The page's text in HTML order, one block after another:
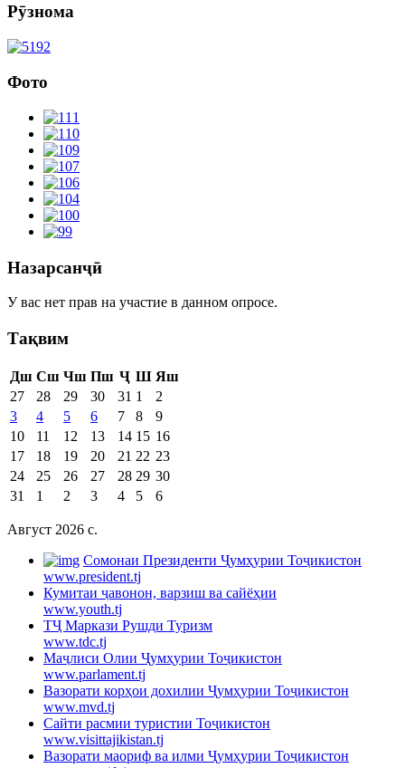
Рӯзнома
Фото
Назарсанҷӣ
У вас нет прав на участие в данном опросе.
Тақвим
Дш Сш Чш Пш Ҷ Ш Яш
27
28 29 30 31 1
2
3
4 5 6 7 8
9
10
11 12 13 14 15 16
17
18 19 20 21 22 23
24
25 26 27 28 29 30
31
1 2 3 4 5 6
Август 2026 c.
Cомонаи Президенти Ҷумҳурии Тоҷикистон
www.president.tj
Кумитаи ҷавонон, варзиш ва сайёҳии
www.youth.tj
ТҶ Маркази Рушди Туризм
www.tdc.tj
Маҷлиси Олии Ҷумҳурии Тоҷикистон
www.parlament.tj
Вазорати корҳои дохилии Ҷумҳурии Тоҷикистон
www.mvd.tj
Сайти расмии туристии Тоҷикистон
www.visittajikistan.tj
Вазорати маориф ва илми Ҷумҳурии Тоҷикистон